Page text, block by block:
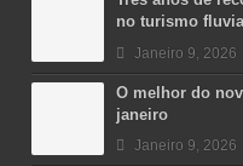
no turismo
Janeiro 9, 2026
O melhor do
janeiro
Janeiro 9, 2026